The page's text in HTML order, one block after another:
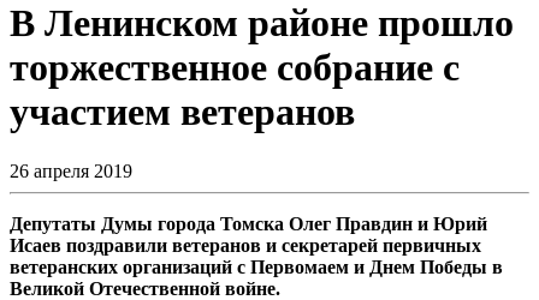
В Ленинском районе прошло
торжественное собрание с
участием ветеранов
26 апреля 2019
Депутаты Думы города Томска Олег Правдин и Юрий
Исаев поздравили ветеранов и секретарей первичных
ветеранских организаций с Первомаем и Днем Победы в
Великой Отечественной войне.